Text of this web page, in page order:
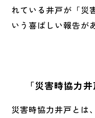
れている井戸が「災
いう喜ばしい報告が
「災害時協力井
災害時協力井戸とは